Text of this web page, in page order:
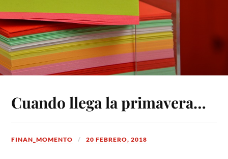
Cuando llega la primavera…
FINAN_MOMENTO 20 FEBRERO, 2018